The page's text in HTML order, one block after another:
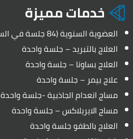
خدمات مميزة
العضوية السنوية (84 جلسة في السنة)
العلاج بالتبريد – جلسة واحدة
العلاج بساونا – جلسة واحدة
علاج بيمر – جلسة واحدة
مساج انعدام الجاذبية -جلسة واحدة
مساج الايريلاكس – جلسة واحدة
العلاج بالطفو جلسة واحدة